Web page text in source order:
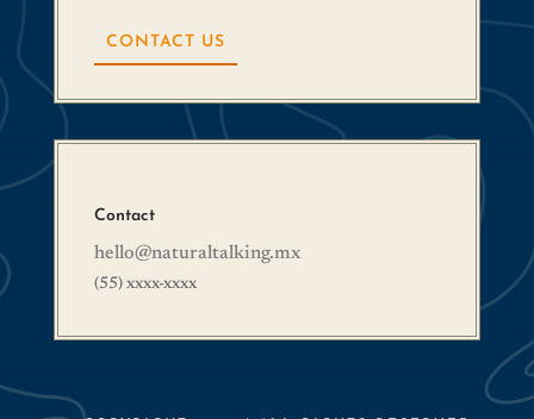
CONTACT US
Contact
hello@naturaltalking.mx
(55) xxxx-xxxx